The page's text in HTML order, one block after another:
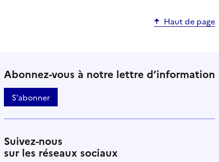
Haut de page
Abonnez-vous à notre lettre d’information
S'abonner
Suivez-nous
sur les réseaux sociaux